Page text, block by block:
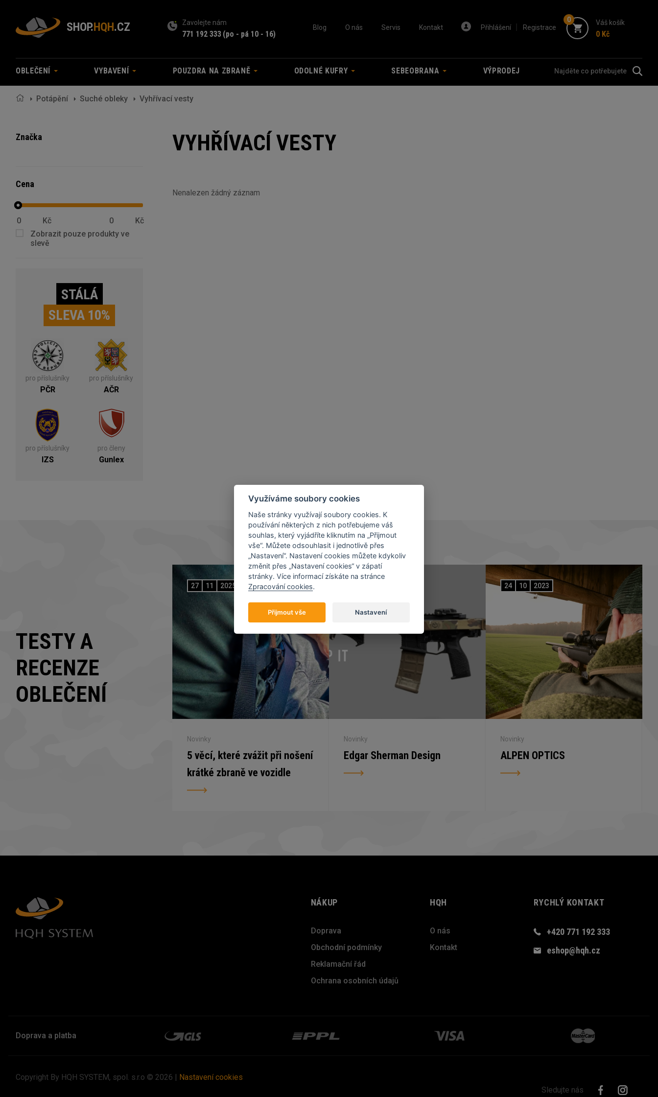
SHOP.HQH.CZ Zavolejte nám
771 192 333 (po - pá 10 - 16)
Blog O nás Servis Kontakt Přihlášení Registrace
0 Váš košík
0 Kč
OBLEČENÍ VYBAVENÍ POUZDRA NA ZBRANĚ ODOLNÉ KUFRY SEBEOBRANA VÝPRODEJ
Potápění Suché obleky Vyhřívací vesty
Značka
Cena
Kč
Kč
Zobrazit pouze produkty ve
slevě
STÁLÁ
SLEVA 10%
pro příslušníky
PČR
pro příslušníky
AČR
pro příslušníky
IZS
pro členy
Gunlex
VYHŘÍVACÍ VESTY
Nenalezen žádný záznam
TESTY A
RECENZE
OBLEČENÍ
27 11 2025
Novinky
5 věcí, které zvážit při nošení
krátké zbraně ve vozidle
Novinky
Edgar Sherman Design
24 10 2023
Novinky
ALPEN OPTICS
NÁKUP
Doprava
Obchodní podmínky
Reklamační řád
Ochrana osobních údajů
HQH
O nás
Kontakt
RYCHLÝ KONTAKT
+420 771 192 333
eshop@hqh.cz
Doprava a platba
Copyright By HQH SYSTEM, spol. s.r.o © 2026 | Nastavení cookies
Sledujte nás
Využíváme soubory cookies
Naše stránky využívají soubory cookies. K
používání některých z nich potřebujeme váš
souhlas, který vyjádříte kliknutím na „Přijmout
vše“. Můžete odsouhlasit i jednotlivě přes
„Nastavení“. Nastavení cookies můžete kdykoliv
změnit přes „Nastavení cookies“ v zápatí
stránky. Více informací získáte na stránce
Zpracování cookies.
Přijmout vše Nastavení